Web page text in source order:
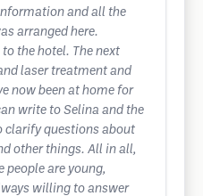
and all the
arranged here.
the hotel. The next
laser treatment and
now been at home for
write to Selina and the
clarify questions about
other things. All in all,
people are young,
willing to answer